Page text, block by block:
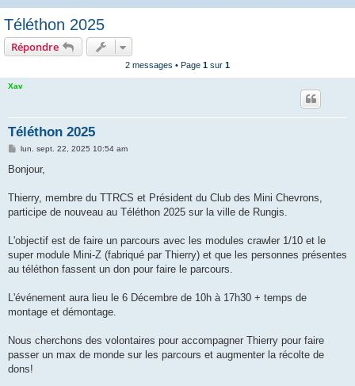
Téléthon 2025
Répondre
2 messages • Page 1 sur 1
Xav
Téléthon 2025
M
s
g
lun. sept. 22, 2025 10:54 am
Bonjour,
Thierry, membre du TTRCS et Président du Club des Mini Chevrons,
participe de nouveau au Téléthon 2025 sur la ville de Rungis.
L'objectif est de faire un parcours avec les modules crawler 1/10 et le
super module Mini-Z (fabriqué par Thierry) et que les personnes présentes
au téléthon fassent un don pour faire le parcours.
L'événement aura lieu le 6 Décembre de 10h à 17h30 + temps de
montage et démontage.
Nous cherchons des volontaires pour accompagner Thierry pour faire
passer un max de monde sur les parcours et augmenter la récolte de
dons!